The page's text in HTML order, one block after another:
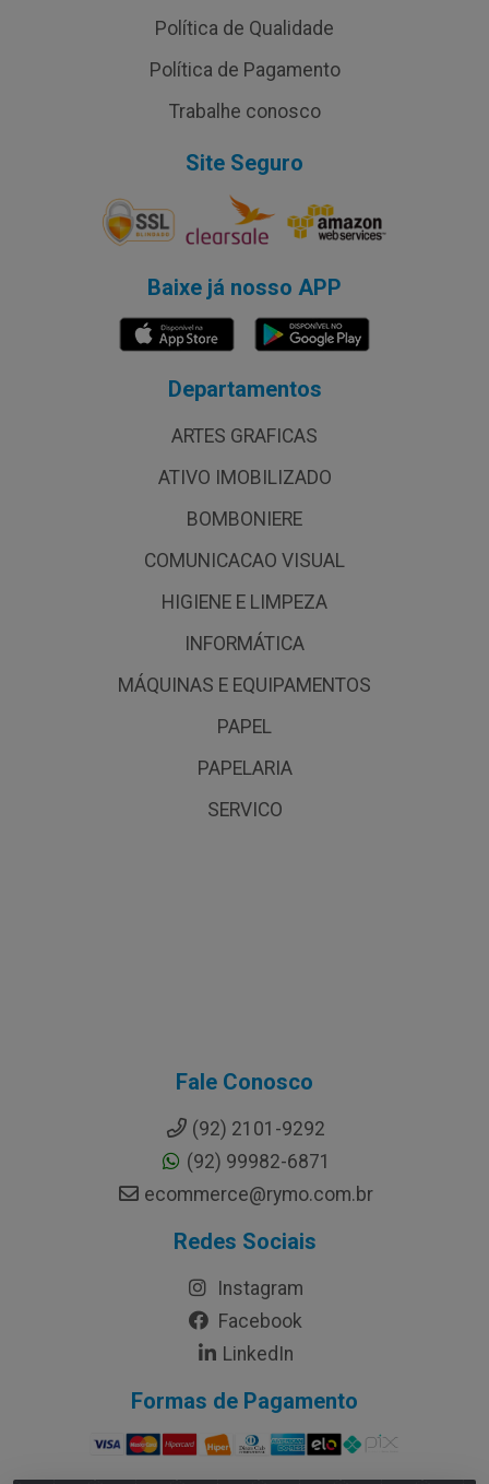
Política de Qualidade
Política de Pagamento
Trabalhe conosco
Site Seguro
Baixe já nosso APP
Departamentos
ARTES GRAFICAS
ATIVO IMOBILIZADO
BOMBONIERE
COMUNICACAO VISUAL
HIGIENE E LIMPEZA
INFORMÁTICA
MÁQUINAS E EQUIPAMENTOS
PAPEL
PAPELARIA
SERVICO
Fale Conosco
(92) 2101-9292
(92) 99982-6871
ecommerce@rymo.com.br
Redes Sociais
Instagram
Facebook
LinkedIn
Formas de Pagamento